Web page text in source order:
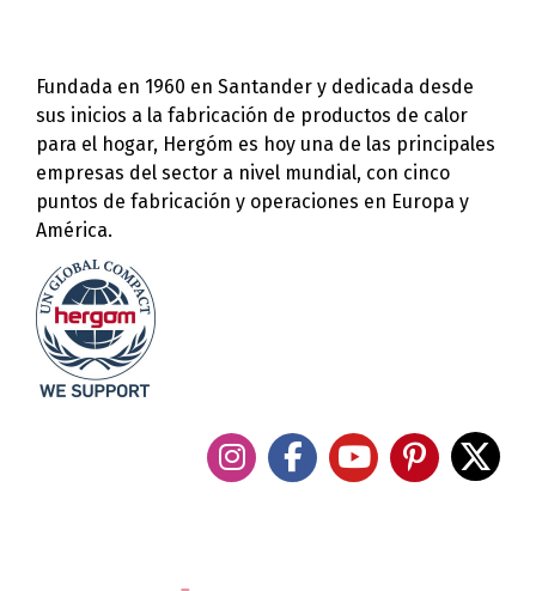
Fundada en 1960 en Santander y dedicada desde
sus inicios a la fabricación de productos de calor
para el hogar, Hergóm es hoy una de las principales
empresas del sector a nivel mundial, con cinco
puntos de fabricación y operaciones en Europa y
América.